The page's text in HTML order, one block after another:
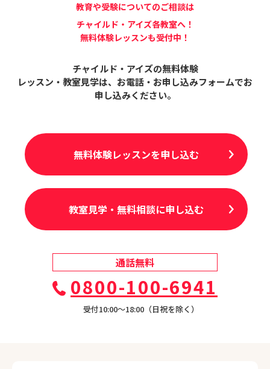
教育や受験についてのご相談は
チャイルド・アイズ各教室へ！
無料体験レッスンも受付中！
チャイルド・アイズの無料体験
レッスン・教室見学は、 お電話・お申し込みフォームでお
申し込みください。
無料体験レッスンを申し込む
教室見学・無料相談に申し込む
通話無料
0800-100-6941
受付10:00〜18:00（日祝を除く）